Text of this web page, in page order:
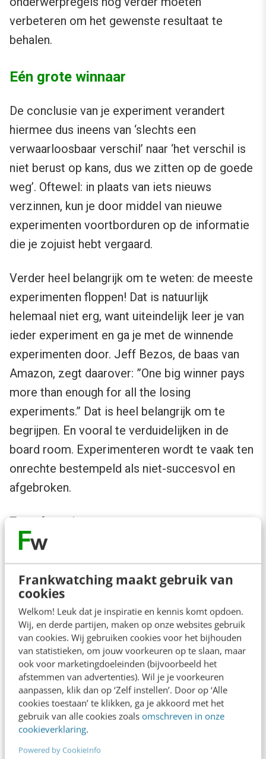
Frankwatching maakt gebruik van
cookies
Welkom! Leuk dat je inspiratie en kennis komt opdoen.
Wij, en derde partijen, maken op onze websites gebruik
van cookies. Wij gebruiken cookies voor het bijhouden
van statistieken, om jouw voorkeuren op te slaan, maar
ook voor marketingdoeleinden (bijvoorbeeld het
afstemmen van advertenties). Wil je je voorkeuren
aanpassen, klik dan op ‘Zelf instellen’. Door op ‘Alle
cookies toestaan’ te klikken, ga je akkoord met het
gebruik van alle cookies zoals omschreven in onze
cookieverklaring.
Powered by CookieInfo
verbeteren om het gewenste resultaat te
behalen.
Eén grote winnaar
De conclusie van je experiment verandert
hiermee dus ineens van ‘slechts een
verwaarloosbaar verschil’ naar ‘het verschil is
niet berust op kans, dus we zitten op de goede
weg’. Oftewel: in plaats van iets nieuws
verzinnen, kun je door middel van nieuwe
experimenten voortborduren op de informatie
die je zojuist hebt vergaard.
Verder heel belangrijk om te weten: de meeste
experimenten floppen! Dat is natuurlijk
helemaal niet erg, want uiteindelijk leer je van
ieder experiment en ga je met de winnende
experimenten door. Jeff Bezos, de baas van
Amazon, zegt daarover: ”One big winner pays
more than enough for all the losing
experiments.” Dat is heel belangrijk om te
begrijpen. En vooral te verduidelijken in de
board room. Experimenteren wordt te vaak ten
onrechte bestempeld als niet-succesvol en
afgebroken.
Ter referentie:
10% van de experimentenpositieve
resultaten.
Bij Google en Bing10% tot 20%.
Microsoft heeft 30% winnaars en 30%
verliezers.
A/B-testing tool VWO ziet13,4% winnende
testsbij haar klanten (2018).
In de praktijk: experimenteren met
A/B-testen